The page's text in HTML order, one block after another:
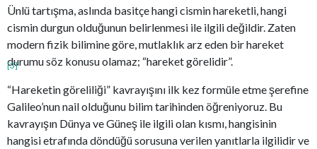
Ünlü tartışma, aslında basitçe hangi cismin hareketli, hangi
cismin durgun olduğunun belirlenmesi ile ilgili değildir. Zaten
modern fizik bilimine göre, mutlaklık arz eden bir hareket
durumu söz konusu olamaz; “hareket görelidir”.
[3]
“Hareketin göreliliği” kavrayışını ilk kez formüle etme şerefine
Galileo’nun nail olduğunu bilim tarihinden öğreniyoruz. Bu
kavrayışın Dünya ve Güneş ile ilgili olan kısmı, hangisinin
hangisi etrafında döndüğü sorusuna verilen yanıtlarla ilgilidir ve